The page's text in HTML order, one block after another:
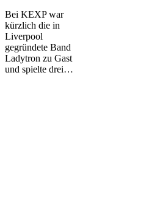
Bei KEXP war
kürzlich die in
Liverpool
gegründete Band
Ladytron zu Gast
und spielte drei…